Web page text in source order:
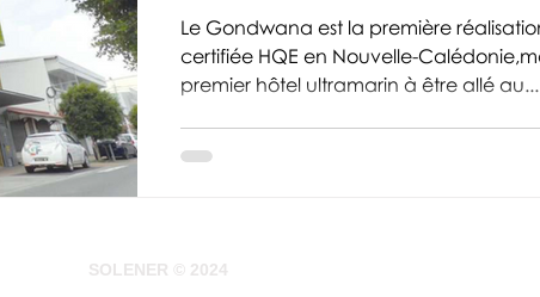
Le Gondwana est la première réalisation privée
certifiée HQE en Nouvelle-Calédonie,mais aussi le
premier hôtel ultramarin à être allé au...
SOLENER © 2024